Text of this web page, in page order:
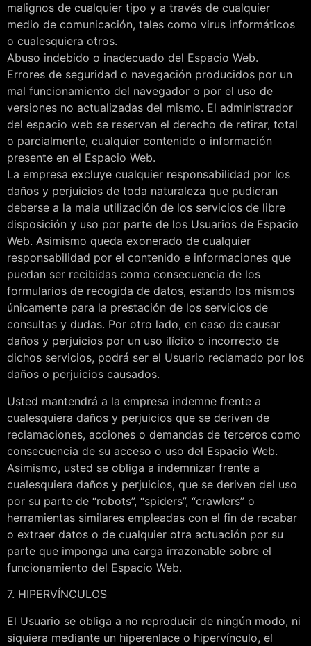
malignos de cualquier tipo y a través de cualquier
medio de comunicación, tales como virus informáticos
o cualesquiera otros.
Abuso indebido o inadecuado del Espacio Web.
Errores de seguridad o navegación producidos por un
mal funcionamiento del navegador o por el uso de
versiones no actualizadas del mismo. El administrador
del espacio web se reservan el derecho de retirar, total
o parcialmente, cualquier contenido o información
presente en el Espacio Web.
La empresa excluye cualquier responsabilidad por los
daños y perjuicios de toda naturaleza que pudieran
deberse a la mala utilización de los servicios de libre
disposición y uso por parte de los Usuarios de Espacio
Web. Asimismo queda exonerado de cualquier
responsabilidad por el contenido e informaciones que
puedan ser recibidas como consecuencia de los
formularios de recogida de datos, estando los mismos
únicamente para la prestación de los servicios de
consultas y dudas. Por otro lado, en caso de causar
daños y perjuicios por un uso ilícito o incorrecto de
dichos servicios, podrá ser el Usuario reclamado por los
daños o perjuicios causados.
Usted mantendrá a la empresa indemne frente a
cualesquiera daños y perjuicios que se deriven de
reclamaciones, acciones o demandas de terceros como
consecuencia de su acceso o uso del Espacio Web.
Asimismo, usted se obliga a indemnizar frente a
cualesquiera daños y perjuicios, que se deriven del uso
por su parte de “robots”, “spiders”, “crawlers” o
herramientas similares empleadas con el fin de recabar
o extraer datos o de cualquier otra actuación por su
parte que imponga una carga irrazonable sobre el
funcionamiento del Espacio Web.
7. HIPERVÍNCULOS
El Usuario se obliga a no reproducir de ningún modo, ni
siquiera mediante un hiperenlace o hipervínculo, el